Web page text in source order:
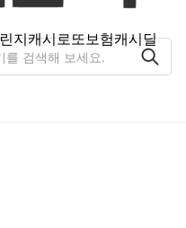
지캐시로또보험캐시딜